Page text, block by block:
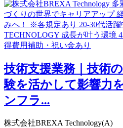
技術支援業務｜技術
験を活かして影響力
ンフラ...
株式会社BREXA Technology(A)